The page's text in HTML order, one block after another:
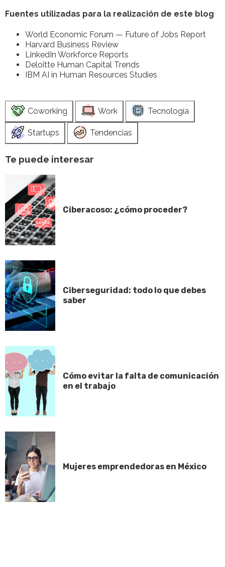
Fuentes utilizadas para la realización de este blog
World Economic Forum — Future of Jobs Report
Harvard Business Review
LinkedIn Workforce Reports
Deloitte Human Capital Trends
IBM AI in Human Resources Studies
Coworking Work Tecnología
Startups Tendencias
Te puede interesar
Ciberacoso: ¿cómo proceder?
Ciberseguridad: todo lo que debes
saber
Cómo evitar la falta de comunicación
en el trabajo
Mujeres emprendedoras en México